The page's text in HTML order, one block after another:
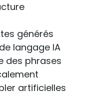
générés
langage IA
des phrases
artificielles